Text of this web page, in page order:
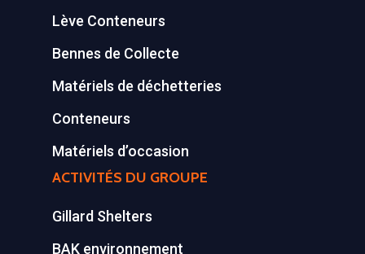
Lève Conteneurs
Bennes de Collecte
Matériels de déchetteries
Conteneurs
Matériels d’occasion
ACTIVITÉS DU GROUPE
Gillard Shelters
BAK environnement